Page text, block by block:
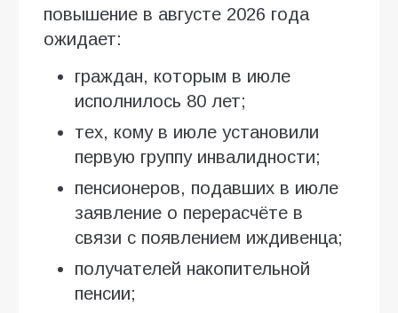
повышение в августе 2026 года
ожидает:
граждан, которым в июле
исполнилось 80 лет;
тех, кому в июле установили
первую группу инвалидности;
пенсионеров, подавших в июле
заявление о перерасчёте в
связи с появлением иждивенца;
получателей накопительной
пенсии;